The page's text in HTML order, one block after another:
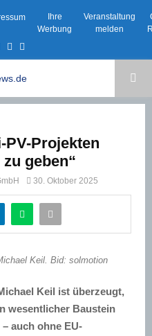
Ihre
Werbung
Veranstaltung
melden
Instagram
Email
PV-Projekten
geben“
30. Oktober 2025
Keil. Bid: solmotion
Keil ist überzeugt,
wesentlicher Baustein
auch ohne EU-